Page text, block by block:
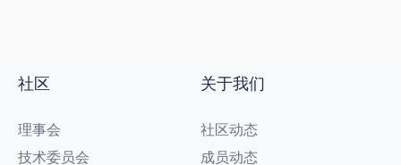
社区
理事会
技术委员会
关于我们
社区动态
成员动态